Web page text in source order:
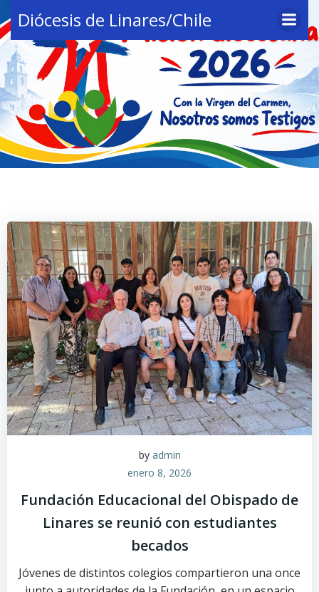
al
contenido
Diócesis de Linares/Chile
by admin
enero 8, 2026
Fundación Educacional del Obispado de
Linares se reunió con estudiantes
becados
Jóvenes de distintos colegios compartieron una once